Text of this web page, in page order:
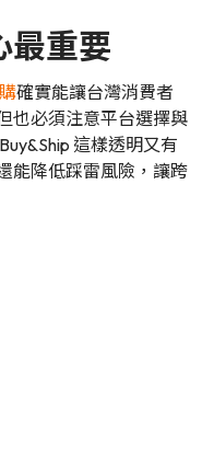
最重要
確實能讓台灣消費者
也必須注意平台選擇與
這樣透明又有
能降低踩雷風險，讓跨